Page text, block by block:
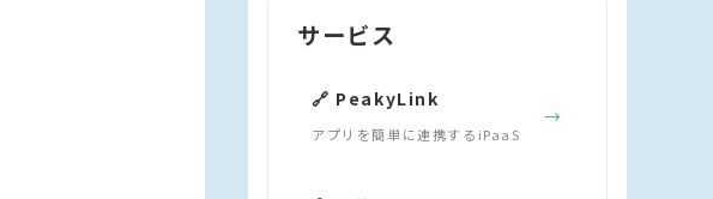
サービス
🔗 PeakyLink
アプリを簡単に連携するiPaaS
→